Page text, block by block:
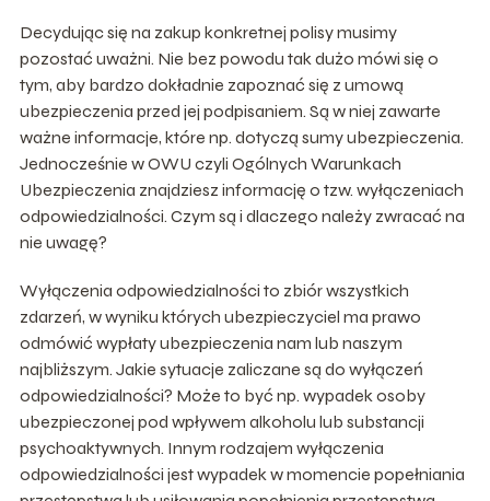
Decydując się na zakup konkretnej polisy musimy
pozostać uważni. Nie bez powodu tak dużo mówi się o
tym, aby bardzo dokładnie zapoznać się z umową
ubezpieczenia przed jej podpisaniem. Są w niej zawarte
ważne informacje, które np. dotyczą sumy ubezpieczenia.
Jednocześnie w OWU czyli Ogólnych Warunkach
Ubezpieczenia znajdziesz informację o tzw. wyłączeniach
odpowiedzialności. Czym są i dlaczego należy zwracać na
nie uwagę?
Wyłączenia odpowiedzialności to zbiór wszystkich
zdarzeń, w wyniku których ubezpieczyciel ma prawo
odmówić wypłaty ubezpieczenia nam lub naszym
najbliższym. Jakie sytuacje zaliczane są do wyłączeń
odpowiedzialności? Może to być np. wypadek osoby
ubezpieczonej pod wpływem alkoholu lub substancji
psychoaktywnych. Innym rodzajem wyłączenia
odpowiedzialności jest wypadek w momencie popełniania